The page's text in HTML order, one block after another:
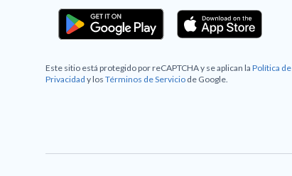
Este sitio está protegido por reCAPTCHA y se aplican la Política de
Privacidad y los Términos de Servicio de Google.